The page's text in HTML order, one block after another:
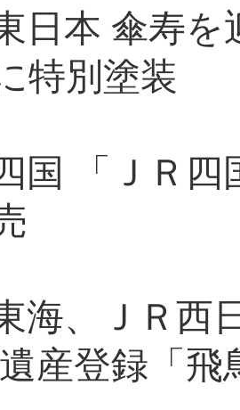
日本 傘寿
特別塗装
国 「ＪＲ
海、ＪＲ西
産登録「